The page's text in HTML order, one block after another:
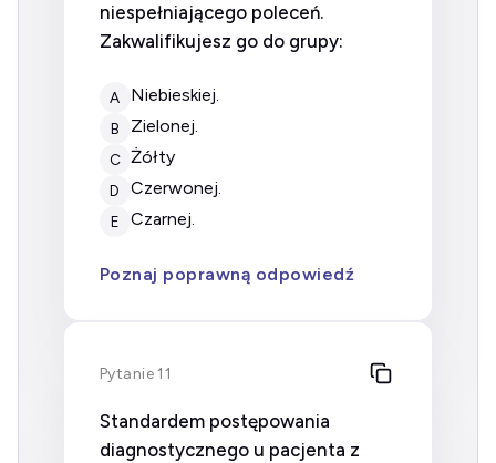
niespełniającego poleceń.
Zakwalifikujesz go do grupy:
A niebieskiej.
B zielonej.
C Żółty
D czerwonej.
E czarnej.
Poznaj poprawną odpowiedź
Pytanie 11
Standardem postępowania
diagnostycznego u pacjenta z